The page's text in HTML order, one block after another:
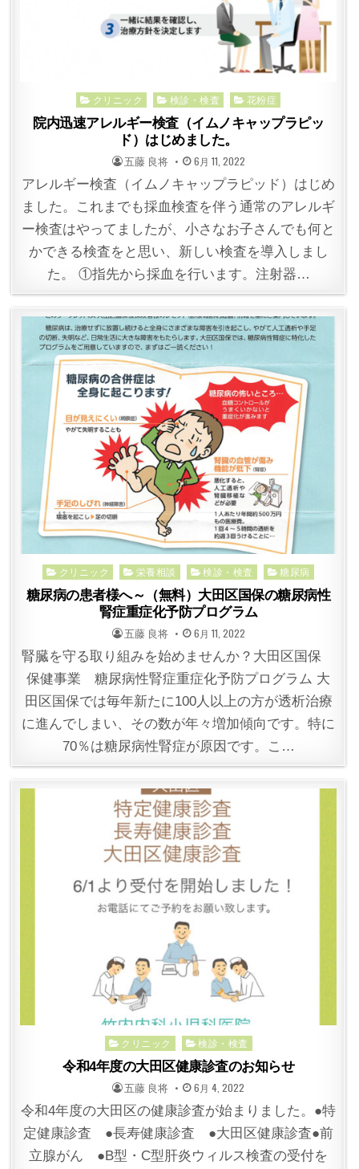
Posted
in
クリニック 検診・検査 花粉症
院内迅速アレルギー検査（イムノキャップラピッ
ド）はじめました。
POSTED
BY
五藤 良将 POSTED
ON
6月 11, 2022
アレルギー検査（イムノキャップラピッド）はじめ
ました。これまでも採血検査を伴う通常のアレルギ
ー検査はやってましたが、小さなお子さんでも何と
かできる検査をと思い、新しい検査を導入しまし
た。 ①指先から採血を行います。注射器…
Posted
in
クリニック 栄養相談 検診・検査 糖尿病
糖尿病の患者様へ～（無料）大田区国保の糖尿病性
腎症重症化予防プログラム
POSTED
BY
五藤 良将 POSTED
ON
6月 11, 2022
腎臓を守る取り組みを始めませんか？大田区国保
保健事業 糖尿病性腎症重症化予防プログラム 大
田区国保では毎年新たに100人以上の方が透析治療
に進んでしまい、その数が年々増加傾向です。特に
70％は糖尿病性腎症が原因です。こ…
Posted
in
クリニック 検診・検査
令和4年度の大田区健康診査のお知らせ
POSTED
BY
五藤 良将 POSTED
ON
6月 4, 2022
令和4年度の大田区の健康診査が始まりました。●特
定健康診査 ●長寿健康診査 ●大田区健康診査●前
立腺がん ●B型・C型肝炎ウィルス検査の受付を